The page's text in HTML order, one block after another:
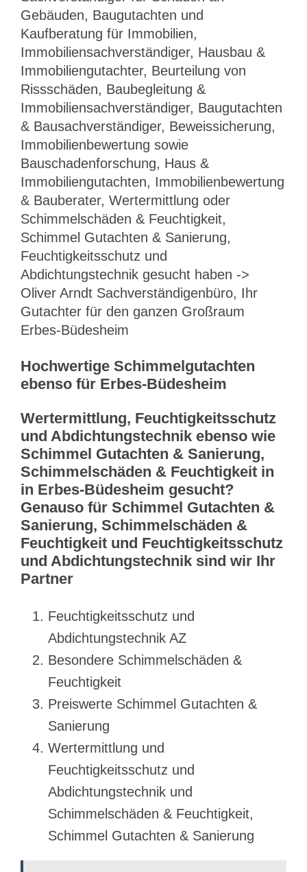
Gebäuden, Baugutachten und
Kaufberatung für Immobilien,
Immobiliensachverständiger, Hausbau &
Immobiliengutachter, Beurteilung von
Rissschäden, Baubegleitung &
Immobiliensachverständiger, Baugutachten
& Bausachverständiger, Beweissicherung,
Immobilienbewertung sowie
Bauschadenforschung, Haus &
Immobiliengutachten, Immobilienbewertung
& Bauberater, Wertermittlung oder
Schimmelschäden & Feuchtigkeit,
Schimmel Gutachten & Sanierung,
Feuchtigkeitsschutz und
Abdichtungstechnik gesucht haben ->
Oliver Arndt Sachverständigenbüro, Ihr
Gutachter für den ganzen Großraum
Erbes-Büdesheim
Hochwertige Schimmelgutachten
ebenso für Erbes-Büdesheim
Wertermittlung, Feuchtigkeitsschutz
und Abdichtungstechnik ebenso wie
Schimmel Gutachten & Sanierung,
Schimmelschäden & Feuchtigkeit in
in Erbes-Büdesheim gesucht?
Genauso für Schimmel Gutachten &
Sanierung, Schimmelschäden &
Feuchtigkeit und Feuchtigkeitsschutz
und Abdichtungstechnik sind wir Ihr
Partner
Feuchtigkeitsschutz und
Abdichtungstechnik AZ
Besondere Schimmelschäden &
Feuchtigkeit
Preiswerte Schimmel Gutachten &
Sanierung
Wertermittlung und
Feuchtigkeitsschutz und
Abdichtungstechnik und
Schimmelschäden & Feuchtigkeit,
Schimmel Gutachten & Sanierung